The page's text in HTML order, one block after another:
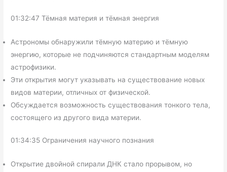
01:32:47 Тёмная материя и тёмная энергия
Астрономы обнаружили тёмную материю и тёмную
энергию, которые не подчиняются стандартным моделям
астрофизики.
Эти открытия могут указывать на существование новых
видов материи, отличных от физической.
Обсуждается возможность существования тонкого тела,
состоящего из другого вида материи.
01:34:35 Ограничения научного познания
Открытие двойной спирали ДНК стало прорывом, но